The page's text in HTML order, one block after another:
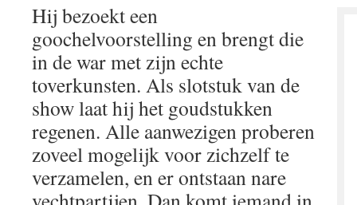
Hij bezoekt een
goochelvoorstelling en brengt die
in de war met zijn echte
toverkunsten. Als slotstuk van de
show laat hij het goudstukken
regenen. Alle aanwezigen proberen
zoveel mogelijk voor zichzelf te
verzamelen, en er ontstaan nare